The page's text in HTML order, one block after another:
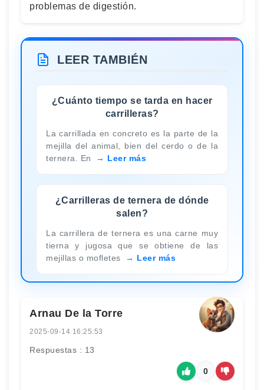
problemas de digestión.
LEER TAMBIÉN
¿Cuánto tiempo se tarda en hacer
carrilleras?
La carrillada en concreto es la parte de la
mejilla del animal, bien del cerdo o de la
ternera. En
Leer más
¿Carrilleras de ternera de dónde
salen?
La carrillera de ternera es una carne muy
tierna y jugosa que se obtiene de las
mejillas o mofletes
Leer más
Arnau De la Torre
2025-09-14 16:25:53
Respuestas : 13
0